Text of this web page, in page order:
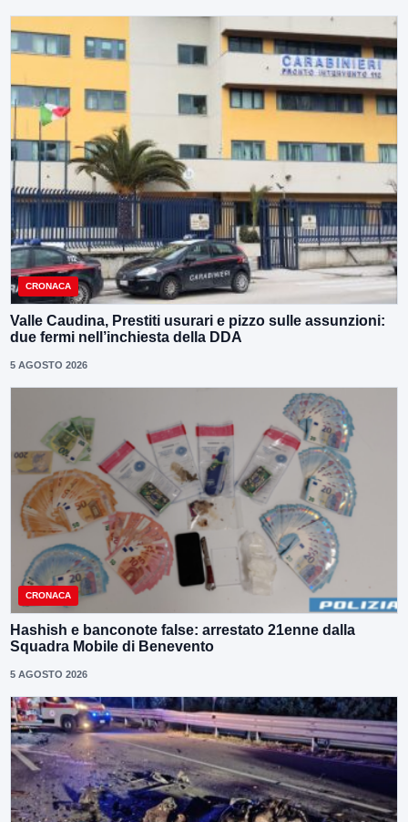
CRONACA
Valle Caudina, Prestiti usurari e pizzo sulle assunzioni:
due fermi nell’inchiesta della DDA
5 AGOSTO 2026
CRONACA
Hashish e banconote false: arrestato 21enne dalla
Squadra Mobile di Benevento
5 AGOSTO 2026